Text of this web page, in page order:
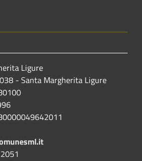
Ligure
- Santa Margherita Ligure